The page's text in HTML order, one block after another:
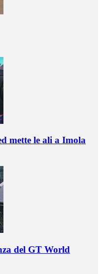
mette le ali a Imola
del GT World